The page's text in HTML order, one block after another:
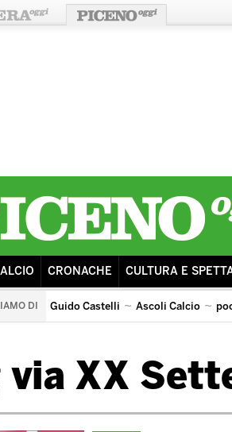
CRONACHE CULTURA E
DI Guido Castelli Ascoli Calcio
via XX